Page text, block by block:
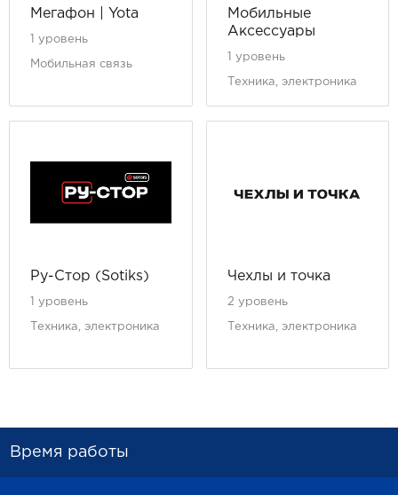
Мегафон | Yota
1 уровень
Мобильная связь
Мобильные
Аксессуары
1 уровень
Техника, электроника
Ру-Стор (Sotiks)
1 уровень
Техника, электроника
Чехлы и точка
2 уровень
Техника, электроника
Время работы